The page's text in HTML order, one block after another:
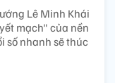
Lê Minh Khái
mạch" của nền
số nhanh sẽ thúc